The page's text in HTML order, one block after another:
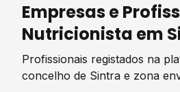
Empresas e
Nutricionista em
Profissionais registados na
concelho de Sintra e zona